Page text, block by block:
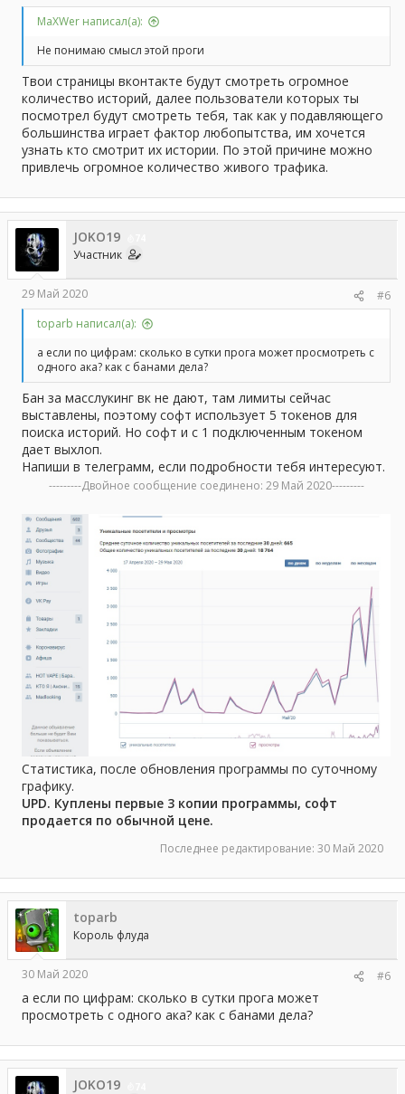
MaXWer написал(а):
Не понимаю смысл этой проги
Твои страницы вконтакте будут смотреть огромное
количество историй, далее пользователи которых ты
посмотрел будут смотреть тебя, так как у подавляющего
большинства играет фактор любопытства, им хочется
узнать кто смотрит их истории. По этой причине можно
привлечь огромное количество живого трафика.
JOKO19
Участник
29 Май 2020
#6
toparb написал(а):
а если по цифрам: сколько в сутки прога может просмотреть с
одного ака? как с банами дела?
Бан за масслукинг вк не дают, там лимиты сейчас
выставлены, поэтому софт использует 5 токенов для
поиска историй. Но софт и с 1 подключенным токеном
дает выхлоп.
Напиши в телеграмм, если подробности тебя интересуют.
---------Двойное сообщение соединено: 29 Май 2020---------
Статистика, после обновления программы по суточному
графику.
UPD. Куплены первые 3 копии программы, софт
продается по обычной цене.
Последнее редактирование: 30 Май 2020
toparb
Король флуда
30 Май 2020 #6
а если по цифрам: сколько в сутки прога может
просмотреть с одного ака? как с банами дела?
JOKO19